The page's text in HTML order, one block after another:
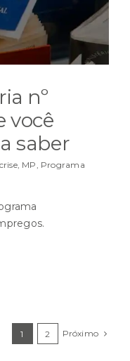
nº
você
saber
, MP, Programa
1 2 Próximo